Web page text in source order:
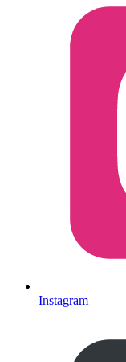
Instagram